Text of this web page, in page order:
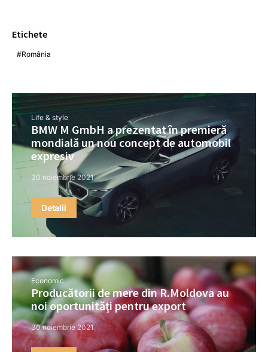
Etichete
România
Life & style
BMW M GmbH a prezentat în premieră
mondială un nou concept de automobil
expresiv
30 noiembrie 2021
Detalii
Economic
Producătorii de mere din R.Moldova au
noi oportunităţi pentru export
30 noiembrie 2021